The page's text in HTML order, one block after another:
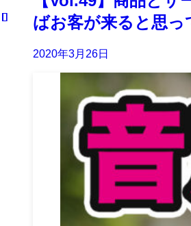
ばお客が来ると思っ
2020年3月26日